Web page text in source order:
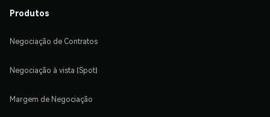
Produtos
Negociação de Contratos
Negociação à vista (Spot)
Margem de Negociação